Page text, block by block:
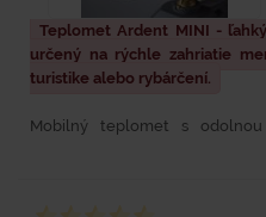
Teplomet Ardent MINI -
určený na rýchle zahriatie
turistike alebo rybárčení.
Mobilný teplomet s
zvýšenie tepelnej pohody vo